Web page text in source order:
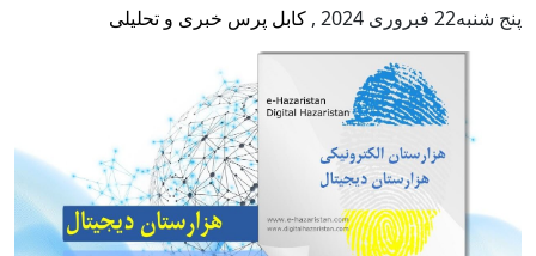
پنج شنبه22 فبروری 2024 , کابل پرس خبری و تحلیلی